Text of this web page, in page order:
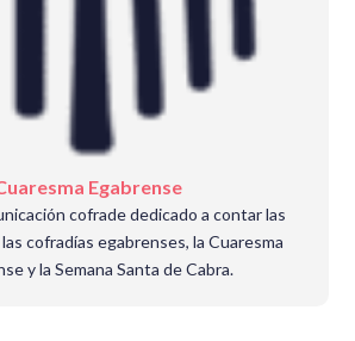
Egabrense
cofrade dedicado a contar las
cofradías egabrenses, la Cuaresma
y la Semana Santa de Cabra.